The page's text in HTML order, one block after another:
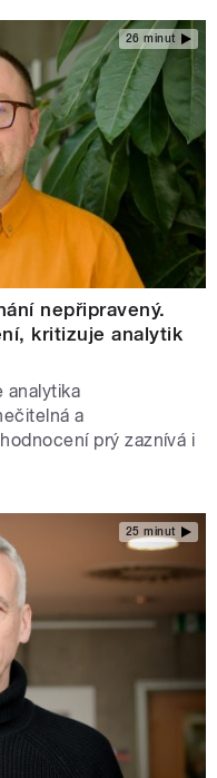
26 minut
nepřipravený.
kritizuje analytik
analytika
a
prý zaznívá i
25 minut